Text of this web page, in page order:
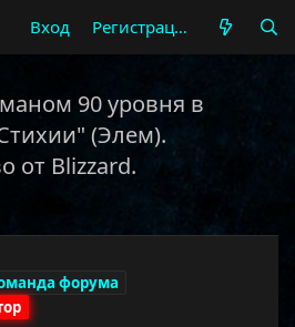
Вход Регистрация
90 уровня в
(Элем).
от Blizzard.
форума